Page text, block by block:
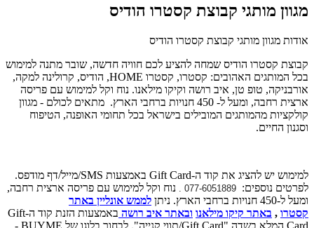
מגוון מותגי קבוצת קסטרו הודיס
אודות מגוון מותגי קבוצת קסטרו הודיס
קבוצת קסטרו הודיס שמחה להציע לכם חוויה חדשה, שובר מתנה למימוש
בכל המותגים האהובים: קסטרו, קסטרו HOME, הודיס, קרולינה למקה,
אורבניקה, טופ טן, איב רושה וקיקו מילאנו. נוח וקל למימוש עם פריסה
ארצית רחבה, ומעל ל- 450 חנויות ברחבי הארץ.
מתאים לכולם - מגוון
קולקציות מהמותגים המובילים בישראל בכל תחומי האופנה, הטיפוח
וסגנון החיים.
למימוש יש להציג את קוד ה-Gift Card באמצעות SMS/מייל/דף מודפס.
לפרטים נוספים:
נוח וקל למימוש עם פריסה ארצית רחבה,
ומעל ל-450 חנויות ברחבי הארץ. ניתן
לממש אונליין באתר
קסטרו , באתר קיקו מילאנו ובאתר איב רושה
באמצעות הזנת קוד ה-Gift
Card המלא בשדה "Gift Card/תווי קנייה". לבחור בלוגו של BUYME -